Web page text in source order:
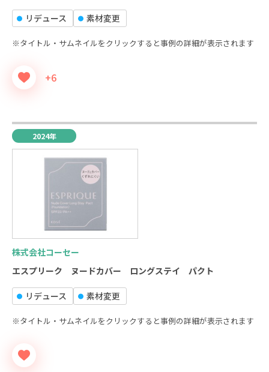
リデュース 素材変更
※タイトル・サムネイルをクリックすると事例の詳細が表示されます
+6
2024年
株式会社コーセー
エスプリーク ヌードカバー ロングステイ パクト
リデュース 素材変更
※タイトル・サムネイルをクリックすると事例の詳細が表示されます